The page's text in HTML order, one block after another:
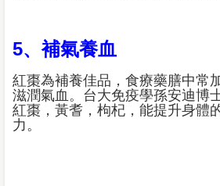
5、補氣養血
紅棗為補養佳品，食療藥膳中常
滋潤氣血。台大免疫學孫安迪博
紅棗，黃耆，枸杞，能提升身體
力。